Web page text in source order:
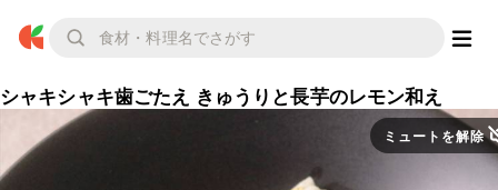
シャキシャキ歯ごたえ きゅうりと長芋のレモン和え
ミュートを解除